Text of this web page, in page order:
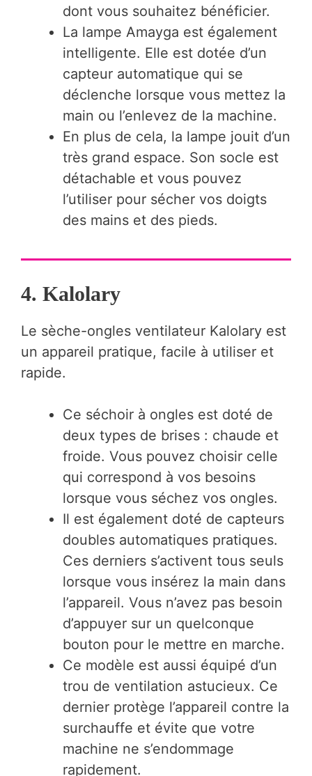
dont vous souhaitez bénéficier.
La lampe Amayga est également
intelligente. Elle est dotée d’un
capteur automatique qui se
déclenche lorsque vous mettez la
main ou l’enlevez de la machine.
En plus de cela, la lampe jouit d’un
très grand espace. Son socle est
détachable et vous pouvez
l’utiliser pour sécher vos doigts
des mains et des pieds.
4. Kalolary
Le sèche-ongles ventilateur Kalolary est
un appareil pratique, facile à utiliser et
rapide.
Ce séchoir à ongles est doté de
deux types de brises : chaude et
froide. Vous pouvez choisir celle
qui correspond à vos besoins
lorsque vous séchez vos ongles.
Il est également doté de capteurs
doubles automatiques pratiques.
Ces derniers s’activent tous seuls
lorsque vous insérez la main dans
l’appareil. Vous n’avez pas besoin
d’appuyer sur un quelconque
bouton pour le mettre en marche.
Ce modèle est aussi équipé d’un
trou de ventilation astucieux. Ce
dernier protège l’appareil contre la
surchauffe et évite que votre
machine ne s’endommage
rapidement.